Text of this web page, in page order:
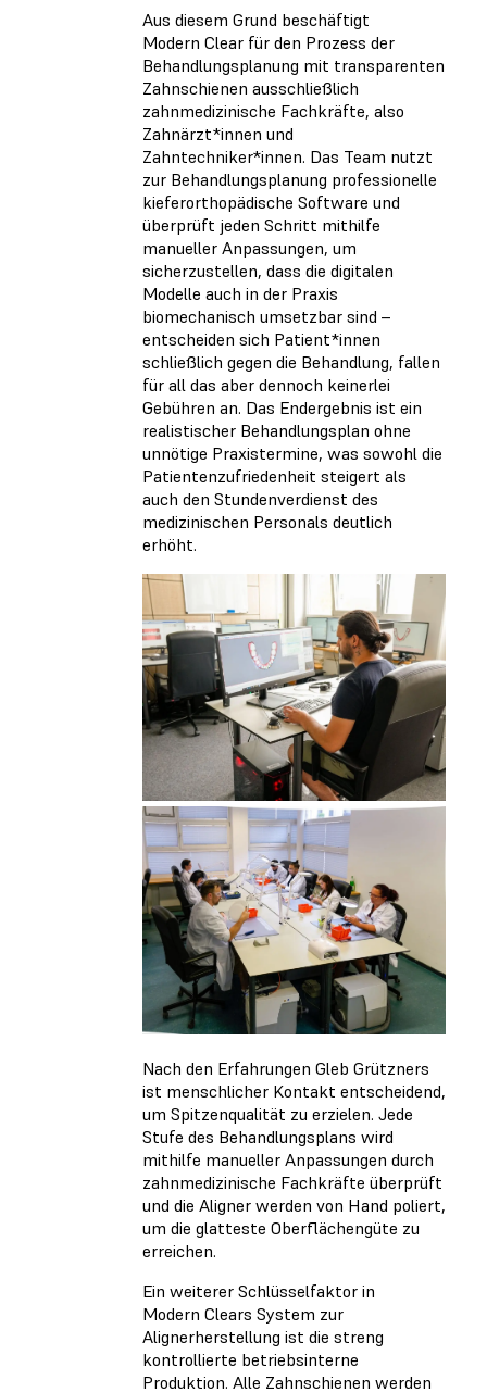
Aus diesem Grund beschäftigt
Modern Clear für den Prozess der
Behandlungsplanung mit transparenten
Zahnschienen ausschließlich
zahnmedizinische Fachkräfte, also
Zahnärzt*innen und
Zahntechniker*innen. Das Team nutzt
zur Behandlungsplanung professionelle
kieferorthopädische Software und
überprüft jeden Schritt mithilfe
manueller Anpassungen, um
sicherzustellen, dass die digitalen
Modelle auch in der Praxis
biomechanisch umsetzbar sind –
entscheiden sich Patient*innen
schließlich gegen die Behandlung, fallen
für all das aber dennoch keinerlei
Gebühren an. Das Endergebnis ist ein
realistischer Behandlungsplan ohne
unnötige Praxistermine, was sowohl die
Patientenzufriedenheit steigert als
auch den Stundenverdienst des
medizinischen Personals deutlich
erhöht.
Nach den Erfahrungen Gleb Grützners
ist menschlicher Kontakt entscheidend,
um Spitzenqualität zu erzielen. Jede
Stufe des Behandlungsplans wird
mithilfe manueller Anpassungen durch
zahnmedizinische Fachkräfte überprüft
und die Aligner werden von Hand poliert,
um die glatteste Oberflächengüte zu
erreichen.
Ein weiterer Schlüsselfaktor in
Modern Clears System zur
Alignerherstellung ist die streng
kontrollierte betriebsinterne
Produktion. Alle Zahnschienen werden